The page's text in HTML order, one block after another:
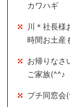
カワハギ
川＊社長
時間お土産
お帰りな
ご家族(^^♪
プチ同窓会